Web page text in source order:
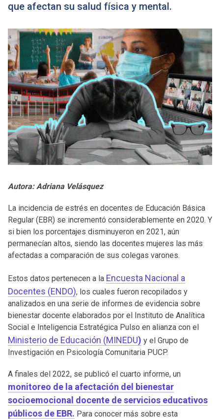
que afectan su salud física y mental.
Autora: Adriana Velásquez
La incidencia de estrés en docentes de Educación Básica
Regular (EBR) se incrementó considerablemente en 2020. Y
si bien los porcentajes disminuyeron en 2021, aún
permanecían altos, siendo las docentes mujeres las más
afectadas a comparación de sus colegas varones.
Estos datos pertenecen a la Encuesta Nacional a
Docentes (ENDO), los cuales fueron recopilados y
analizados en una serie de informes de evidencia sobre
bienestar docente elaborados por el Instituto de Analítica
Social e Inteligencia Estratégica Pulso en alianza con el
Ministerio de Educación (MINEDU) y el Grupo de
Investigación en Psicología Comunitaria PUCP.
A finales del 2022, se publicó el cuarto informe, un
monitoreo de la afectación del bienestar
socioemocional docente de servicios educativos
públicos de EBR. Para conocer más sobre esta